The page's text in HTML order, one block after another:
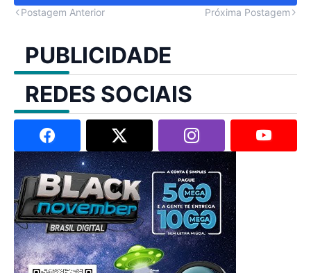
Postagem Anterior Próxima Postagem
PUBLICIDADE
REDES SOCIAIS